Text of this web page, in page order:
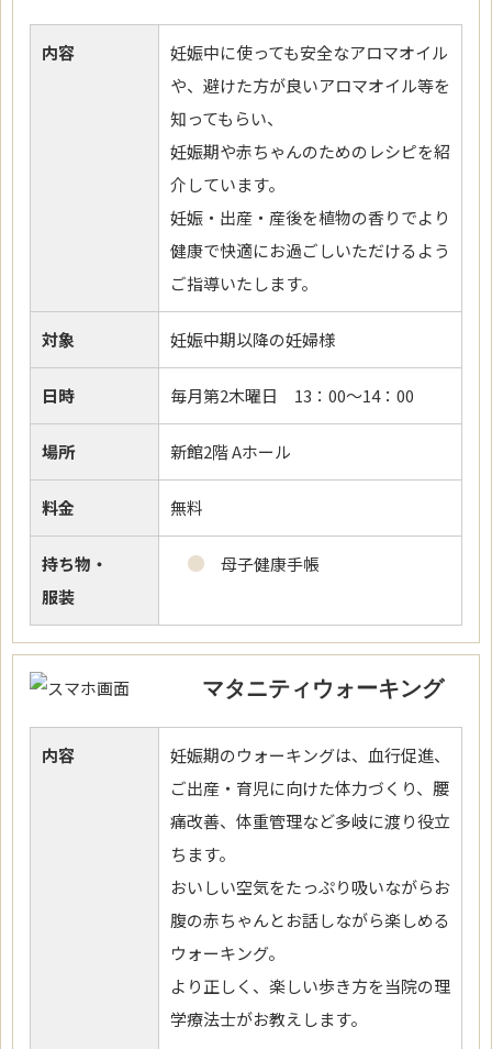
内容
妊娠中に使っても安全なアロマオイル
や、避けた方が良いアロマオイル等を
知ってもらい、
妊娠期や赤ちゃんのためのレシピを紹
介しています。
妊娠・出産・産後を植物の香りでより
健康で快適にお過ごしいただけるよう
ご指導いたします。
対象 妊娠中期以降の妊婦様
日時 毎月第2木曜日 13：00～14：00
場所 新館2階 Aホール
料金 無料
持ち物・
服装
母子健康手帳
マタニティウォーキング
内容
妊娠期のウォーキングは、血行促進、
ご出産・育児に向けた体力づくり、腰
痛改善、体重管理など多岐に渡り役立
ちます。
おいしい空気をたっぷり吸いながらお
腹の赤ちゃんとお話しながら楽しめる
ウォーキング。
より正しく、楽しい歩き方を当院の理
学療法士がお教えします。